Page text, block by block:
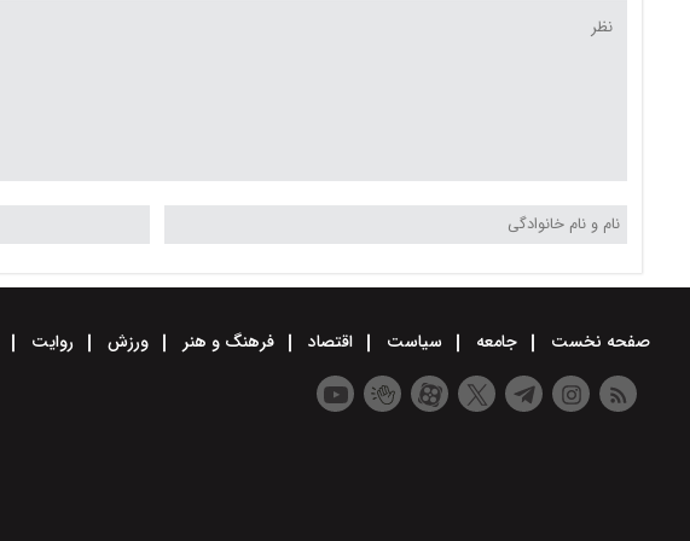
صفحه نخست جامعه سیاست اقتصاد فرهنگ و هنر ورزش روایت